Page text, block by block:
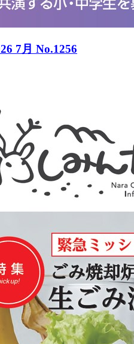
7月 No.1256